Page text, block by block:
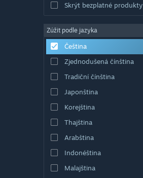
Skrýt bezplatné produkty
Zúžit podle jazyka
Čeština
Zjednodušená čínština
Tradiční čínština
Japonština
Korejština
Thajština
Arabština
Indonéština
Malajština